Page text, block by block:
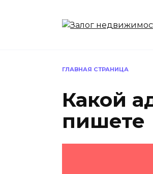
ГЛАВНАЯ СТРАНИЦА
Какой
пишете